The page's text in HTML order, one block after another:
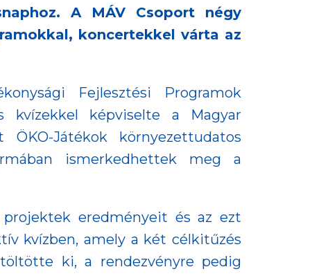
A MÁV Csoport négy
koncertekkel várta az
Fejlesztési Programok
kvízekkel képviselte a Magyar
Játékok környezettudatos
ismerkedhettek meg a
eredményeit és az ezt
kvízben, amely a két célkitűzés
ki, a rendezvényre pedig